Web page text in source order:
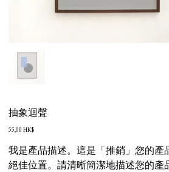
抽象迴聲
價
55,00 HK$
我是產品描述。這是「推銷」您的產
絕佳位置。請清晰簡潔地描述您的產